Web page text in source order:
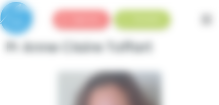
Pr Anne Claire Toffart
Panneau de gestion des cookies